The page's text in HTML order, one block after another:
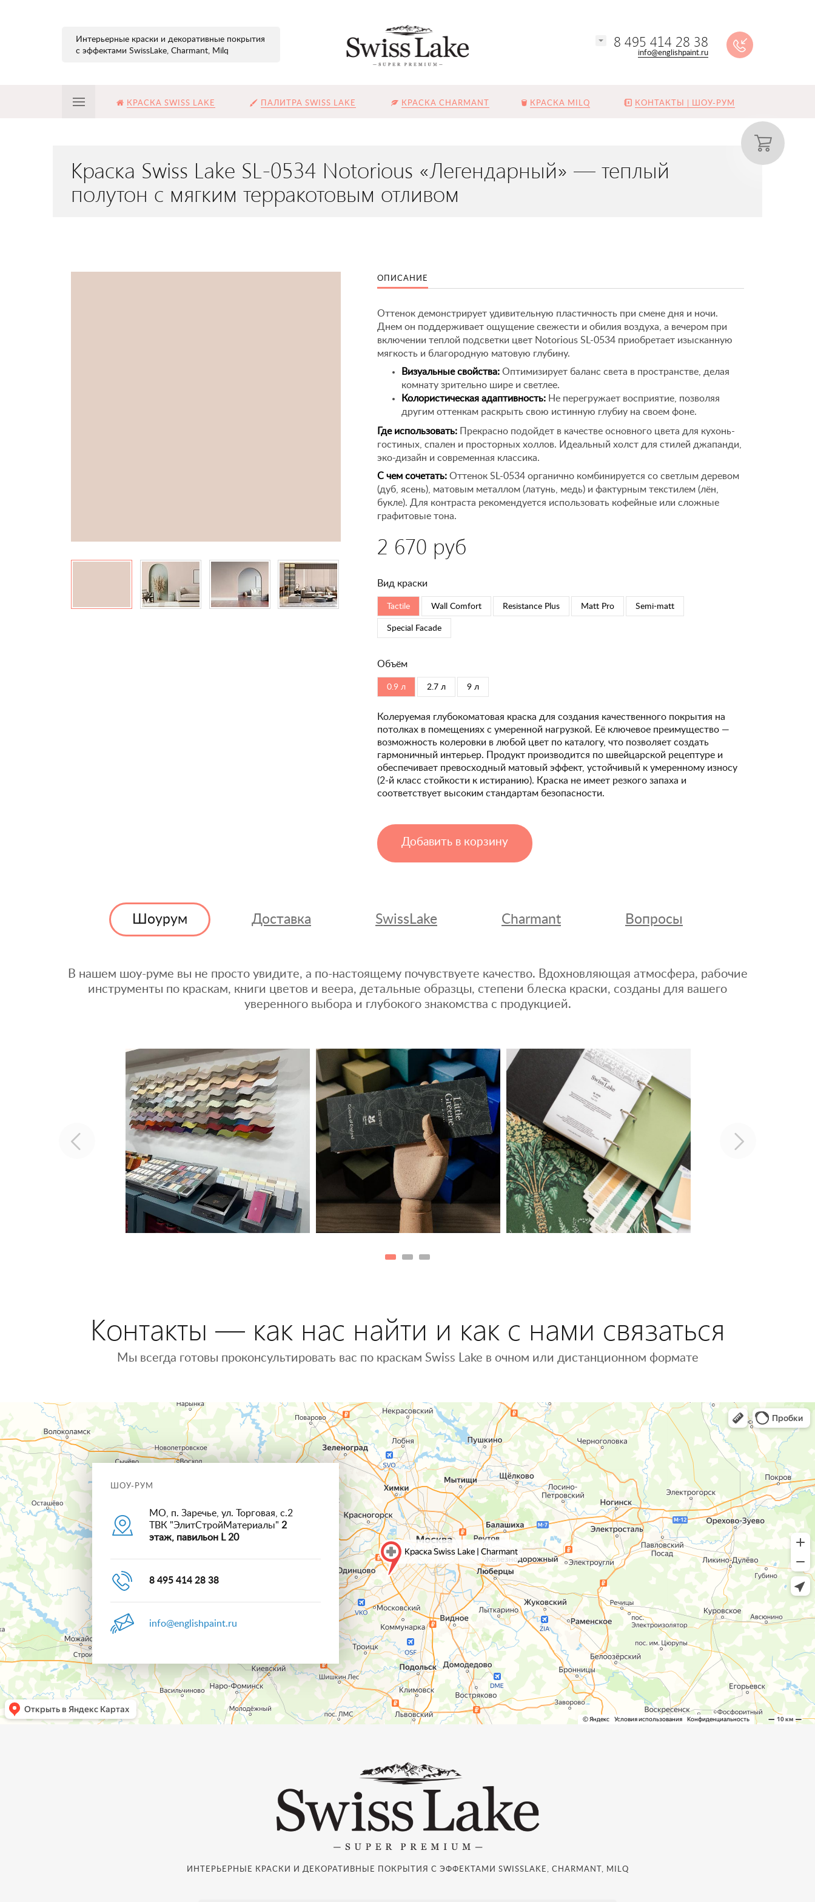
Интерьерные краски и декоративные покрытия
с эффектами SwissLake, Charmant, Milq
8 495 414 28 38
info@englishpaint.ru
КРАСКА SWISS LAKE ПАЛИТРА SWISS LAKE КРАСКА CHARMANT КРАСКА MILQ КОНТАКТЫ | ШОУ-РУМ
Краска Swiss Lake SL-0534 Notorious «Легендарный» — теплый
полутон с мягким терракотовым отливом
ОПИСАНИЕ
Оттенок демонстрирует удивительную пластичность при смене дня и ночи.
Днем он поддерживает ощущение свежести и обилия воздуха, а вечером при
включении теплой подсветки цвет Notorious SL-0534 приобретает изысканную
мягкость и благородную матовую глубину.
Визуальные свойства: Оптимизирует баланс света в пространстве, делая
комнату зрительно шире и светлее.
Колористическая адаптивность: Не перегружает восприятие, позволяя
другим оттенкам раскрыть свою истинную глубиу на своем фоне.
Где использовать: Прекрасно подойдет в качестве основного цвета для кухонь-
гостиных, спален и просторных холлов. Идеальный холст для стилей джапанди,
эко-дизайн и современная классика.
С чем сочетать: Оттенок SL-0534 органично комбинируется со светлым деревом
(дуб, ясень), матовым металлом (латунь, медь) и фактурным текстилем (лён,
букле). Для контраста рекомендуется использовать кофейные или сложные
графитовые тона.
2 670 руб
Вид краски
Tactile Wall Comfort Resistance Plus Matt Pro Semi-matt
Special Faсade
Объём
0.9 л 2.7 л 9 л
Колеруемая глубокоматовая краска для создания качественного покрытия на
потолках в помещениях с умеренной нагрузкой. Её ключевое преимущество —
возможность колеровки в любой цвет по каталогу, что позволяет создать
гармоничный интерьер. Продукт производится по швейцарской рецептуре и
обеспечивает превосходный матовый эффект, устойчивый к умеренному износу
(2-й класс стойкости к истиранию). Краска не имеет резкого запаха и
соответствует высоким стандартам безопасности.
Добавить в корзину
Шоурум Доставка SwissLake Charmant Вопросы
В нашем шоу-руме вы не просто увидите, а по-настоящему почувствуете качество. Вдохновляющая атмосфера, рабочие
инструменты по краскам, книги цветов и веера, детальные образцы, степени блеска краски, созданы для вашего
уверенного выбора и глубокого знакомства с продукцией.
Контакты — как нас найти и как с нами связаться
Мы всегда готовы проконсультировать вас по краскам Swiss Lake в очном или дистанционном формате
ШОУ-РУМ
МО, п. Заречье, ул. Торговая, с.2
ТВК "ЭлитСтройМатериалы" 2
этаж, павильон L 20
8 495 414 28 38
info@englishpaint.ru
ИНТЕРЬЕРНЫЕ КРАСКИ И ДЕКОРАТИВНЫЕ ПОКРЫТИЯ С ЭФФЕКТАМИ SWISSLAKE, CHARMANT, MILQ